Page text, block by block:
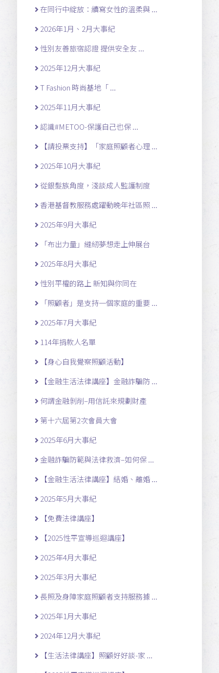
在同行中綻放：續寫女性的溫柔與 ...
2026年1月、2月大事紀
性別友善旅宿認證 提供安全友 ...
2025年12月大事紀
T Fashion 時尚基地「 ...
2025年11月大事紀
認識#METOO-保護自己也保 ...
【請投票支持】「家庭照顧者心理 ...
2025年10月大事紀
從銀髮族角度，淺談成人監護制度
香港基督教服務處躍動晚年社區照 ...
2025年9月大事紀
「布出力量」縫紉夢想走上伸展台
2025年8月大事紀
性別平權的路上 新知與你同在
「照顧者」是支持一個家庭的重要 ...
2025年7月大事紀
114年捐款人名單
【身心自我覺察照顧活動】
【金融生活法律講座】金融詐騙防 ...
何謂金融剝削–用信託來規劃財產
第十六屆第2次會員大會
2025年6月大事紀
金融詐騙防範與法律救濟–如何保 ...
【金融生活法律講座】結婚、離婚 ...
2025年5月大事紀
【免費法律講座】
【2025性平宣導巡迴講座】
2025年4月大事紀
2025年3月大事紀
長照及身障家庭照顧者支持服務據 ...
2025年1月大事紀
2024年12月大事紀
【生活法律講座】照顧好好談-家 ...